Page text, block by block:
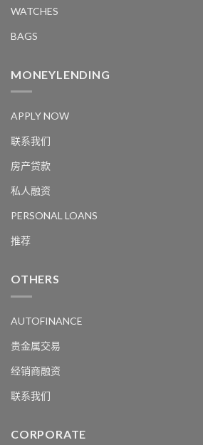
WATCHES
BAGS
MONEYLENDING
APPLY NOW
联系我们
房产贷款
私人融资
PERSONAL LOANS
推荐
OTHERS
AUTOFINANCE
贵金属交易
经销商融资
联系我们
CORPORATE